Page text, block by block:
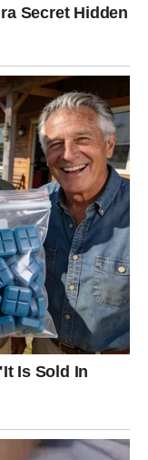
to niste
riješiti
činjenica da će
nego što
s troškovima,
nešto što
jednu osobu.